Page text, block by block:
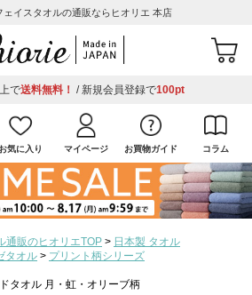
ェイスタオルの通販ならヒオリエ 本店
で送料無料！ / 新規会員登録で100pt
お気に入り マイページ お買物ガイド コラム
通販のヒオリエTOP
日本製 タオル
タオル
プリント柄シリーズ
タオル 月・虹・オリーブ柄